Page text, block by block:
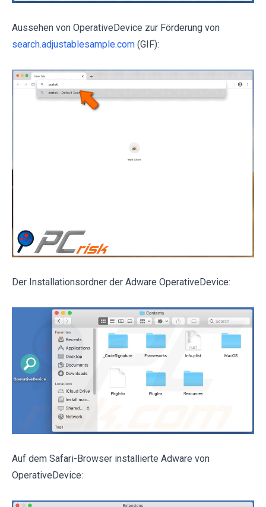
Aussehen von OperativeDevice zur Förderung von
search.adjustablesample.com (GIF):
Der Installationsordner der Adware OperativeDevice:
Auf dem Safari-Browser installierte Adware von
OperativeDevice: